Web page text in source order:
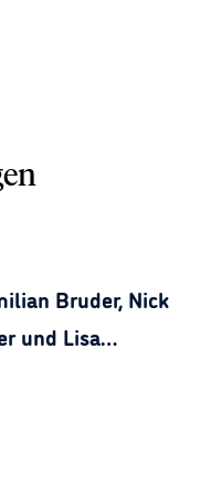
Bruder, Nick
und Lisa